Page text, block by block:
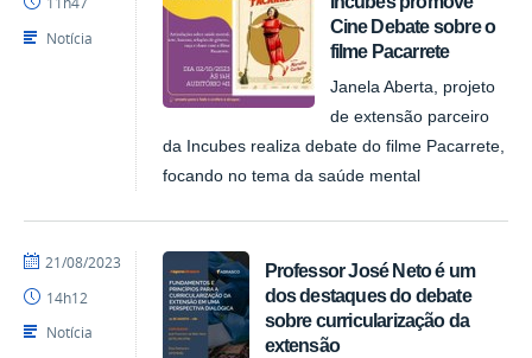
Cine Debate sobre o
filme Pacarrete
Janela Aberta, projeto
de extensão parceiro
da Incubes realiza debate do filme Pacarrete,
focando no tema da saúde mental
Notícia
Professor José Neto é um
dos destaques do debate
sobre curricularização da
extensão
por
publicado
21/08/2023
14h12
Notícia